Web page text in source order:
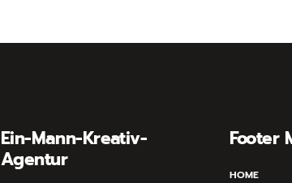
Ein-Mann-Kreativ-
Agentur
Footer
HOME